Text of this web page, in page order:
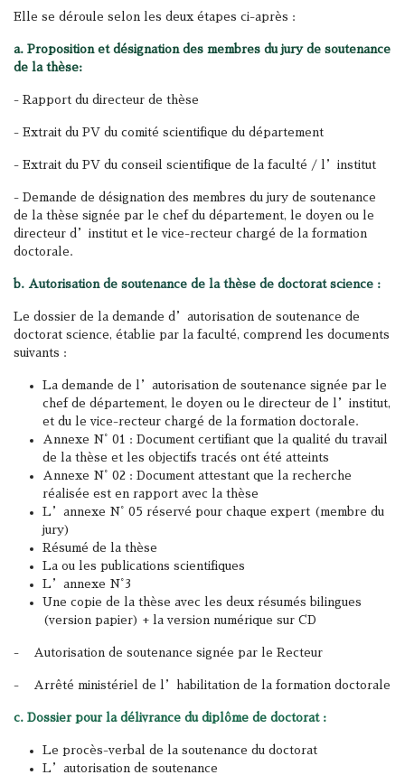
Elle se déroule selon les deux étapes ci-après :
a. Proposition et désignation des membres du jury de soutenance
de la thèse:
- Rapport du directeur de thèse
- Extrait du PV du comité scientifique du département
- Extrait du PV du conseil scientifique de la faculté / l’institut
- Demande de désignation des membres du jury de soutenance
de la thèse signée par le chef du département, le doyen ou le
directeur d’institut et le vice-recteur chargé de la formation
doctorale.
b. Autorisation de soutenance de la thèse de doctorat science :
Le dossier de la demande d’autorisation de soutenance de
doctorat science, établie par la faculté, comprend les documents
suivants :
La demande de l’autorisation de soutenance signée par le
chef de département, le doyen ou le directeur de l’institut,
et du le vice-recteur chargé de la formation doctorale.
Annexe N° 01 : Document certifiant que la qualité du travail
de la thèse et les objectifs tracés ont été atteints
Annexe N° 02 : Document attestant que la recherche
réalisée est en rapport avec la thèse
L’annexe N° 05 réservé pour chaque expert (membre du
jury)
Résumé de la thèse
La ou les publications scientifiques
L’annexe N°3
Une copie de la thèse avec les deux résumés bilingues
(version papier) + la version numérique sur CD
- Autorisation de soutenance signée par le Recteur
- Arrêté ministériel de l’habilitation de la formation doctorale
c. Dossier pour la délivrance du diplôme de doctorat :
Le procès-verbal de la soutenance du doctorat
L’autorisation de soutenance